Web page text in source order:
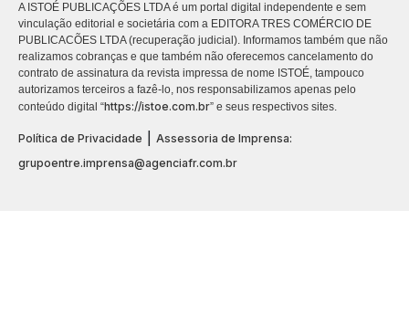
A ISTOÉ PUBLICAÇÕES LTDA é um portal digital independente e sem
vinculação editorial e societária com a EDITORA TRES COMÉRCIO DE
PUBLICACÕES LTDA (recuperação judicial). Informamos também que não
realizamos cobranças e que também não oferecemos cancelamento do
contrato de assinatura da revista impressa de nome ISTOÉ, tampouco
autorizamos terceiros a fazê-lo, nos responsabilizamos apenas pelo
conteúdo digital “https://istoe.com.br” e seus respectivos sites.
Política de Privacidade
Assessoria de Imprensa:
grupoentre.imprensa@agenciafr.com.br